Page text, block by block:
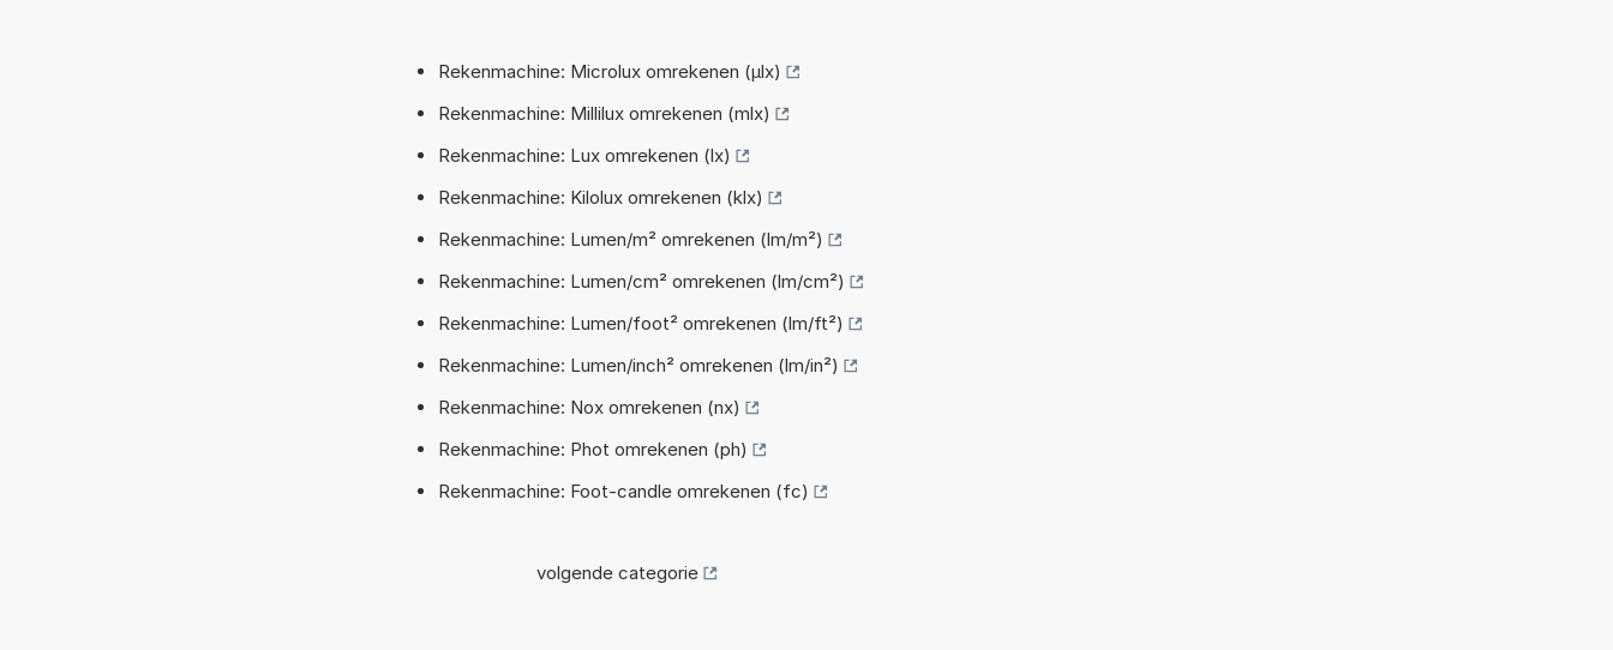
Rekenmachine: Microlux omrekenen (µlx)
Rekenmachine: Millilux omrekenen (mlx)
Rekenmachine: Lux omrekenen (lx)
Rekenmachine: Kilolux omrekenen (klx)
Rekenmachine: Lumen/m² omrekenen (lm/m²)
Rekenmachine: Lumen/cm² omrekenen (lm/cm²)
Rekenmachine: Lumen/foot² omrekenen (lm/ft²)
Rekenmachine: Lumen/inch² omrekenen (lm/in²)
Rekenmachine: Nox omrekenen (nx)
Rekenmachine: Phot omrekenen (ph)
Rekenmachine: Foot-candle omrekenen (fc)
volgende categorie